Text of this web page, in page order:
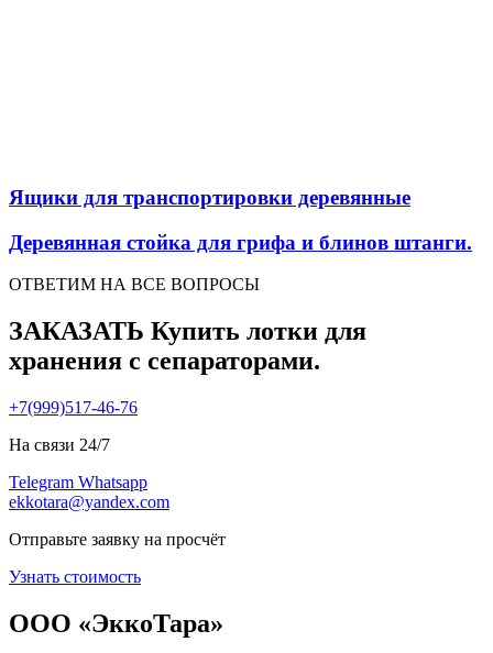
Ящики для транспортировки деревянные
Деревянная стойка для грифа и блинов штанги.
ОТВЕТИМ НА ВСЕ ВОПРОСЫ
ЗАКАЗАТЬ Купить лотки для
хранения с сепараторами.
+7(999)517-46-76
На связи 24/7
Telegram Whatsapp
ekkotara@yandex.com
Отправьте заявку на просчёт
Узнать стоимость
ООО «ЭккоТара»